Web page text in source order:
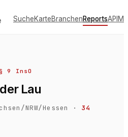
SucheKarteBranchenReportsAPI
§ 9 InsO
Lau
NRW/Hessen ·
34